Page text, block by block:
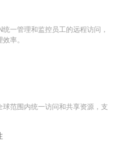
一管理和监控员工的远程访问，
率。
球范围内统一访问和共享资源，支